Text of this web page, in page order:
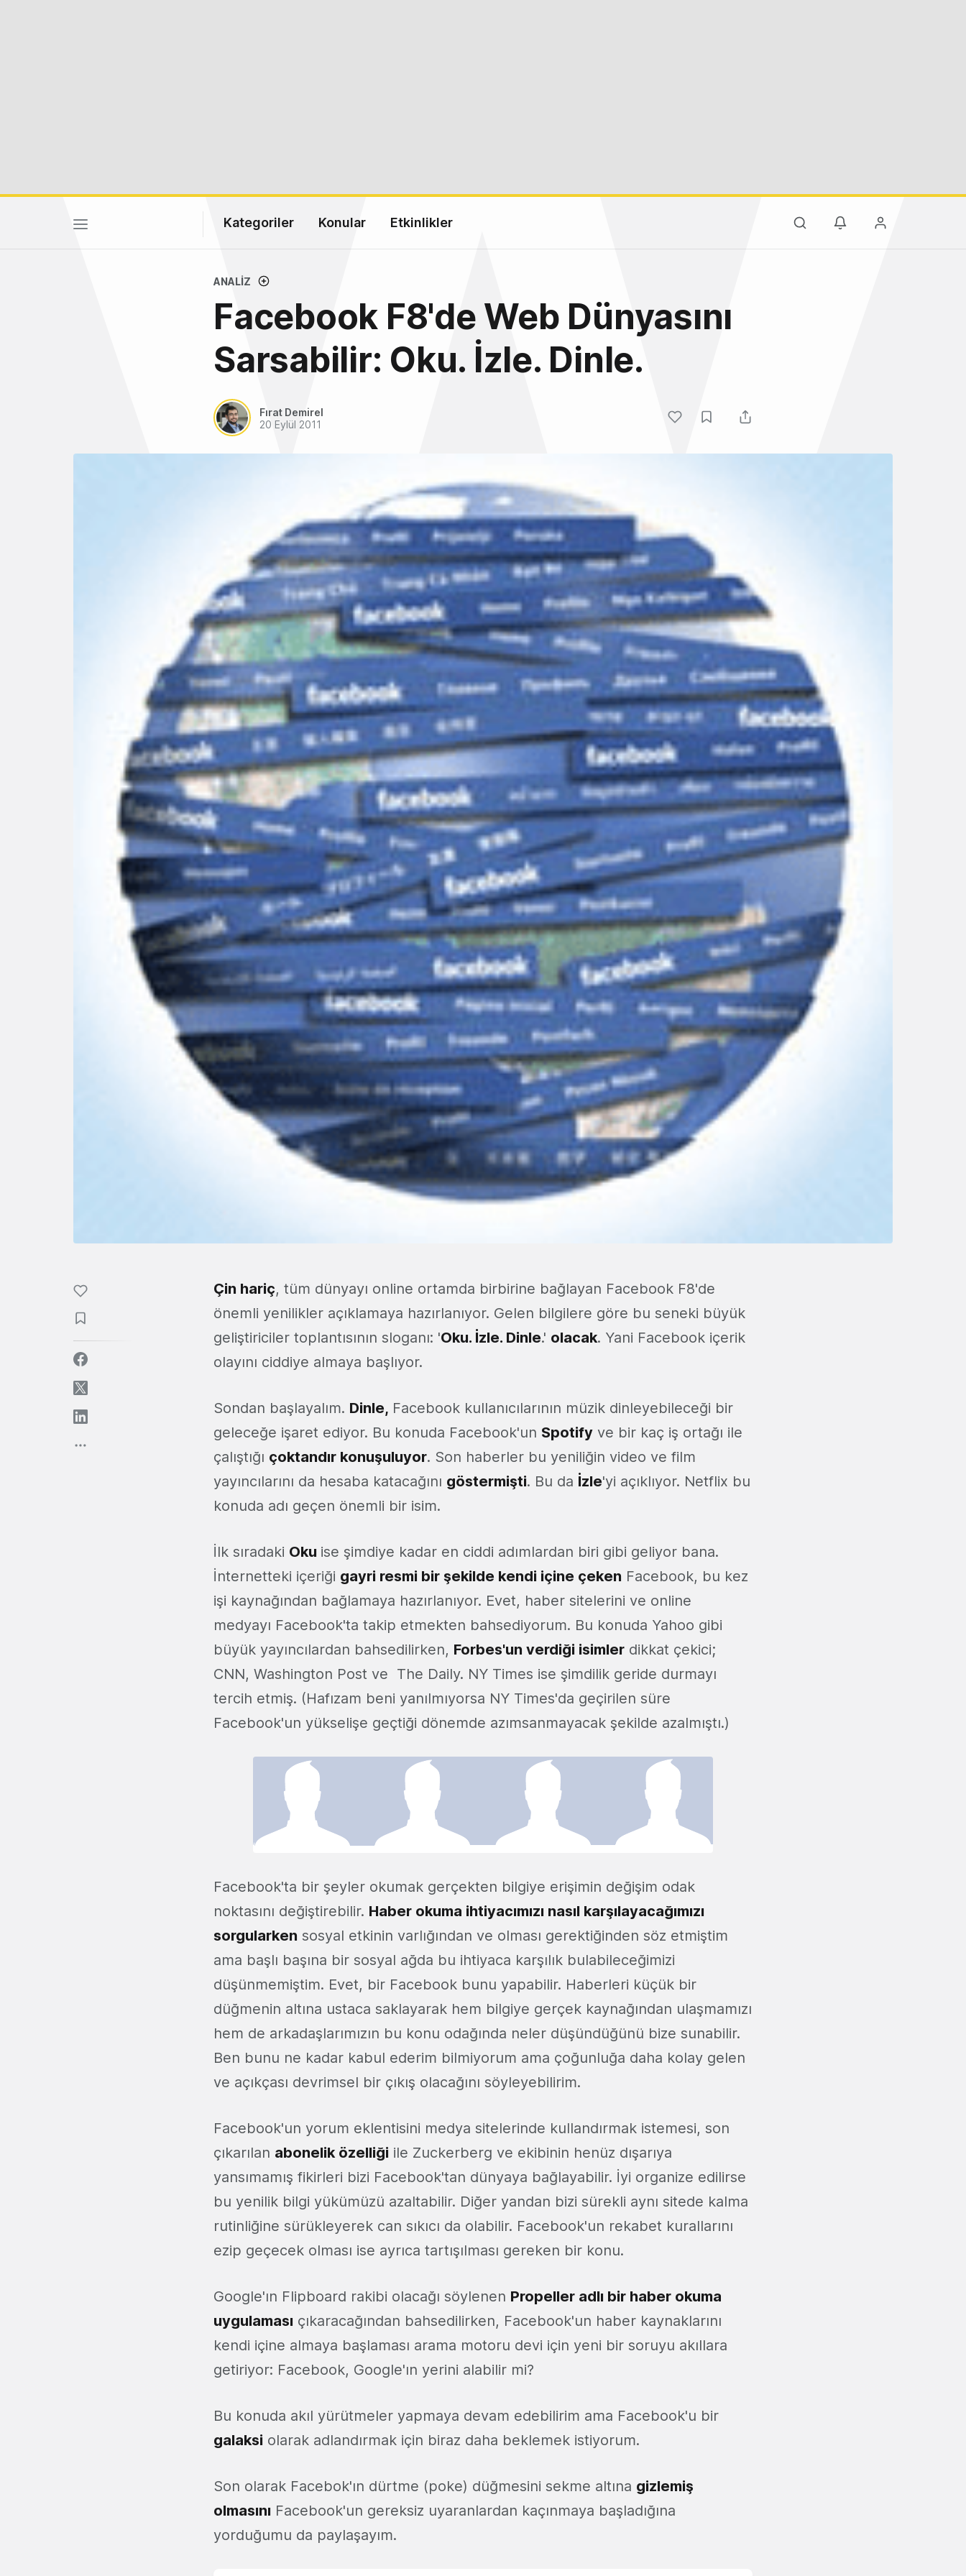
Kategoriler Konular Etkinlikler
ANALIZ
Facebook F8'de Web Dünyasını
Sarsabilir: Oku. İzle. Dinle.
Fırat Demirel
20 Eylül 2011
Çin hariç, tüm dünyayı online ortamda birbirine bağlayan Facebook F8'de
önemli yenilikler açıklamaya hazırlanıyor. Gelen bilgilere göre bu seneki büyük
geliştiriciler toplantısının sloganı: 'Oku. İzle. Dinle.' olacak. Yani Facebook içerik
olayını ciddiye almaya başlıyor.
Sondan başlayalım. Dinle, Facebook kullanıcılarının müzik dinleyebileceği bir
geleceğe işaret ediyor. Bu konuda Facebook'un Spotify ve bir kaç iş ortağı ile
çalıştığı çoktandır konuşuluyor. Son haberler bu yeniliğin video ve film
yayıncılarını da hesaba katacağını göstermişti. Bu da İzle'yi açıklıyor. Netflix bu
konuda adı geçen önemli bir isim.
İlk sıradaki Oku ise şimdiye kadar en ciddi adımlardan biri gibi geliyor bana.
İnternetteki içeriği gayri resmi bir şekilde kendi içine çeken Facebook, bu kez
işi kaynağından bağlamaya hazırlanıyor. Evet, haber sitelerini ve online
medyayı Facebook'ta takip etmekten bahsediyorum. Bu konuda Yahoo gibi
büyük yayıncılardan bahsedilirken, Forbes'un verdiği isimler dikkat çekici;
CNN, Washington Post ve The Daily. NY Times ise şimdilik geride durmayı
tercih etmiş. (Hafızam beni yanılmıyorsa NY Times'da geçirilen süre
Facebook'un yükselişe geçtiği dönemde azımsanmayacak şekilde azalmıştı.)
Facebook'ta bir şeyler okumak gerçekten bilgiye erişimin değişim odak
noktasını değiştirebilir. Haber okuma ihtiyacımızı nasıl karşılayacağımızı
sorgularken sosyal etkinin varlığından ve olması gerektiğinden söz etmiştim
ama başlı başına bir sosyal ağda bu ihtiyaca karşılık bulabileceğimizi
düşünmemiştim. Evet, bir Facebook bunu yapabilir. Haberleri küçük bir
düğmenin altına ustaca saklayarak hem bilgiye gerçek kaynağından ulaşmamızı
hem de arkadaşlarımızın bu konu odağında neler düşündüğünü bize sunabilir.
Ben bunu ne kadar kabul ederim bilmiyorum ama çoğunluğa daha kolay gelen
ve açıkçası devrimsel bir çıkış olacağını söyleyebilirim.
Facebook'un yorum eklentisini medya sitelerinde kullandırmak istemesi, son
çıkarılan abonelik özelliği ile Zuckerberg ve ekibinin henüz dışarıya
yansımamış fikirleri bizi Facebook'tan dünyaya bağlayabilir. İyi organize edilirse
bu yenilik bilgi yükümüzü azaltabilir. Diğer yandan bizi sürekli aynı sitede kalma
rutinliğine sürükleyerek can sıkıcı da olabilir. Facebook'un rekabet kurallarını
ezip geçecek olması ise ayrıca tartışılması gereken bir konu.
Google'ın Flipboard rakibi olacağı söylenen Propeller adlı bir haber okuma
uygulaması çıkaracağından bahsedilirken, Facebook'un haber kaynaklarını
kendi içine almaya başlaması arama motoru devi için yeni bir soruyu akıllara
getiriyor: Facebook, Google'ın yerini alabilir mi?
Bu konuda akıl yürütmeler yapmaya devam edebilirim ama Facebook'u bir
galaksi olarak adlandırmak için biraz daha beklemek istiyorum.
Son olarak Facebok'ın dürtme (poke) düğmesini sekme altına gizlemiş
olmasını Facebook'un gereksiz uyaranlardan kaçınmaya başladığına
yorduğumu da paylaşayım.